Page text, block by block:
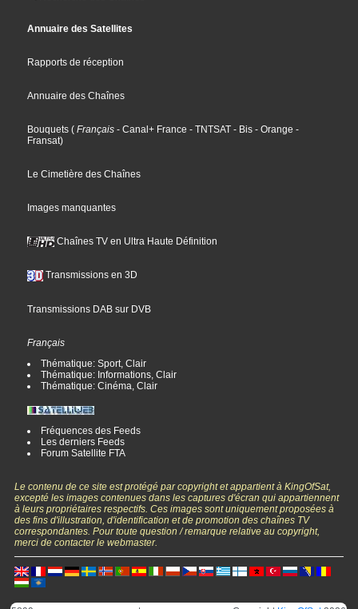
Annuaire des Satellites
Rapports de réception
Annuaire des Chaînes
Bouquets ( Français - Canal+ France - TNTSAT - Bis - Orange -
Fransat)
Le Cimetière des Chaînes
Images manquantes
Chaînes TV en Ultra Haute Définition
Transmissions en 3D
Transmissions DAB sur DVB
Français
Thématique: Sport, Clair
Thématique: Informations, Clair
Thématique: Cinéma, Clair
Fréquences des Feeds
Les derniers Feeds
Forum Satellite FTA
Le contenu de ce site est protégé par copyright et appartient à KingOfSat,
excepté les images contenues dans les captures d'écran qui appartiennent
à leurs propriétaires respectifs. Ces images sont uniquement proposées à
des fins d'illustration, d'identification et de promotion des chaînes TV
correspondantes. Pour toute question / remarque relative au copyright,
merci de contacter le webmaster.